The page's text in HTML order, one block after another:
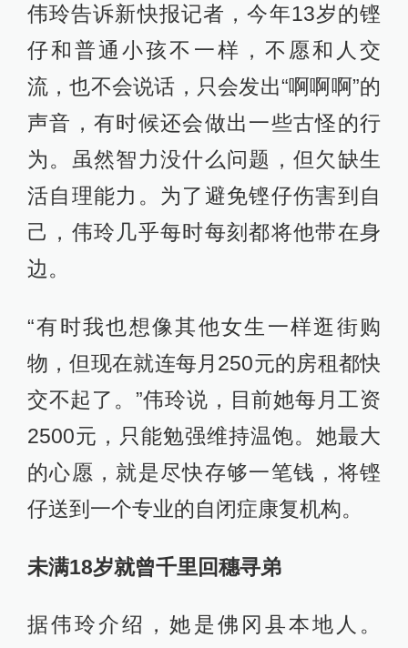
伟玲告诉新快报记者，今年13岁的铿
仔和普通小孩不一样，不愿和人交
流，也不会说话，只会发出“啊啊啊”的
声音，有时候还会做出一些古怪的行
为。虽然智力没什么问题，但欠缺生
活自理能力。为了避免铿仔伤害到自
己，伟玲几乎每时每刻都将他带在身
边。
“有时我也想像其他女生一样逛街购
物，但现在就连每月250元的房租都快
交不起了。”伟玲说，目前她每月工资
2500元，只能勉强维持温饱。她最大
的心愿，就是尽快存够一笔钱，将铿
仔送到一个专业的自闭症康复机构。
未满18岁就曾千里回穗寻弟
据伟玲介绍，她是佛冈县本地人。